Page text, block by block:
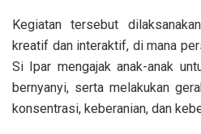
Kegiatan tersebut
kreatif dan interaktif, di mana
Si Ipar mengajak anak-anak
bernyanyi, serta melakukan
konsentrasi, keberanian, dan